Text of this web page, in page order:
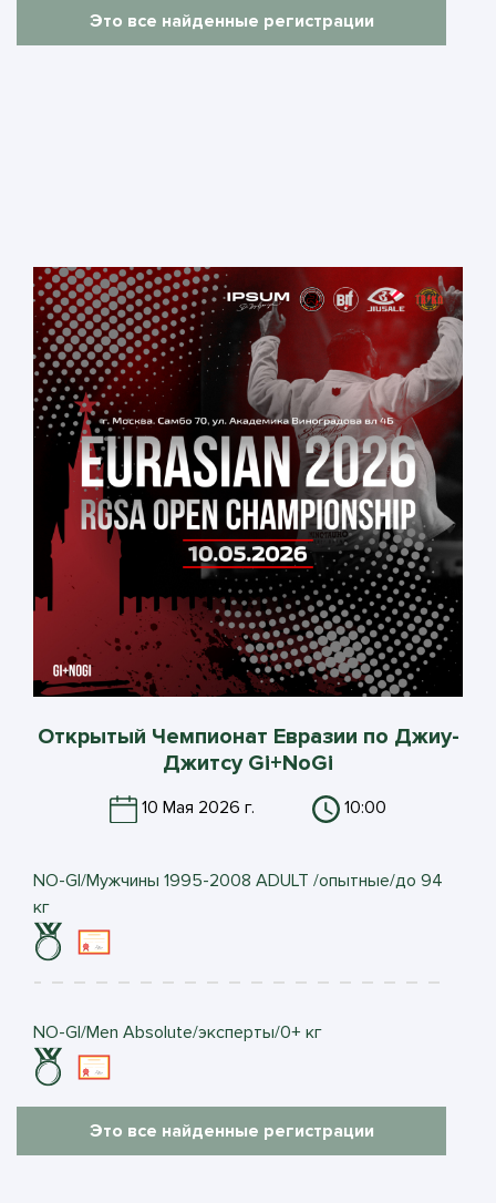
Это все найденные регистрации
Открытый Чемпионат Евразии по Джиу-
Джитсу Gi+NoGi
10 Мая 2026 г. 10:00
NO-GI/Мужчины 1995-2008 ADULT /опытные/до 94
кг
NO-GI/Men Absolute/эксперты/0+ кг
Это все найденные регистрации